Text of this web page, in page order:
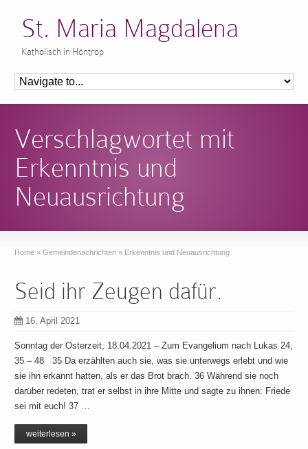
St. Maria Magdalena
Katholisch in Höntrop
Verschlagwortet mit
Erkenntnis und
Neuausrichtung
Home » Gemeindenachrichten » Erkenntnis und Neuausrichtung
Seid ihr Zeugen dafür.
16. April 2021
Sonntag der Osterzeit, 18.04.2021 – Zum Evangelium nach Lukas 24,
35 – 48 35 Da erzählten auch sie, was sie unterwegs erlebt und wie
sie ihn erkannt hatten, als er das Brot brach. 36 Während sie noch
darüber redeten, trat er selbst in ihre Mitte und sagte zu ihnen: Friede
sei mit euch! 37 …
weiterlesen »